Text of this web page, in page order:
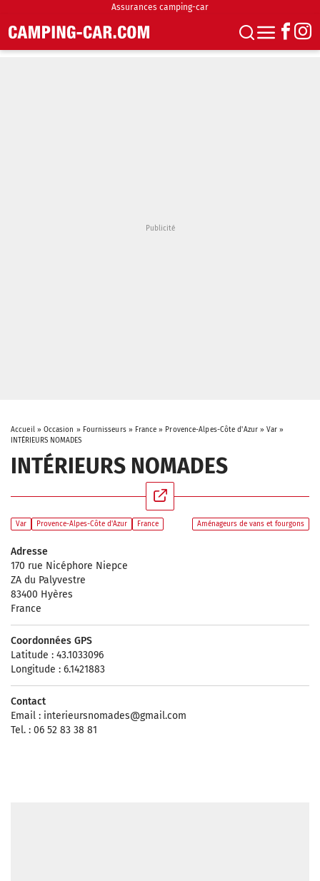
Assurances camping-car
Accueil» Occasion » Fournisseurs» France » Provence-Alpes-Côte d'Azur» Var »
INTÉRIEURS NOMADES
INTÉRIEURS NOMADES
Var Provence-Alpes-Côte d'Azur France Aménageurs de vans et fourgons
Adresse
170 rue Nicéphore Niepce
ZA du Palyvestre
83400 Hyères
France
Coordonnées GPS
Latitude : 43.1033096
Longitude : 6.1421883
Contact
Email : interieursnomades@gmail.com
Tel. : 06 52 83 38 81